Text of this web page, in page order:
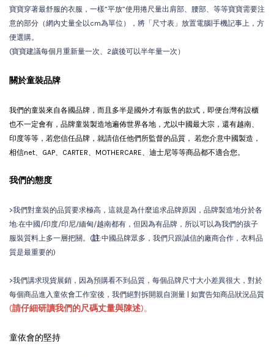
寶寶穿著最舒服的衣服，一樣”平放”使用捲尺量出肩部、腰部、等等寶寶需要注
意的部分（網內丈量全以cm為單位），將「尺寸表」放置電腦|手機記事上，方
便選購。
(寶寶建議每個月重新量一次、2歲後可以半年量一次）
關於童裝品牌
我們的童裝來自各國品牌，而且多半是國外才有販售的款式，即便台灣有設櫃
也不一定會有 ，品牌童裝製造地遍佈世界各地，尤以中國最大宗，還有越南、
印度等等，若您信任品牌，就請信任他們所監督的品質， 若您介意中國製造，
相信net、GAP、CARTER、MOTHERCARE、迪士尼等等商品都不適合您。
我們的態度
>我們對童裝的品質要求極高，這就是為什麼追求品牌原因，品牌製造地分於各
地:在中國/印度/印尼/緬甸/越南都有，但因為有品牌，所以可以為我們的孩子
服裝質料上多一層把關。(註:中國品牌眾多，我們只跟誠信的廠商合作，衣料品
質是最重要的)
>我們講求現貨展銷，因為預購看不到品質，每個品牌尺寸大小差異很大，對於
每個商品進入童依會工作室後，我們絕對拆開親自測量 | 如實告知商品狀況品質
(請仔細研讀我們的尺碼丈量與陳述)。
童依會的堅持